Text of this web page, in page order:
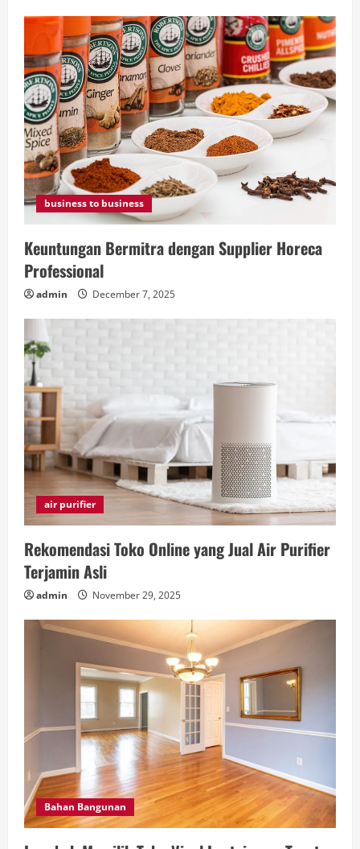
business to business
Keuntungan Bermitra dengan Supplier Horeca
Professional
admin December 7, 2025
air purifier
Rekomendasi Toko Online yang Jual Air Purifier
Terjamin Asli
admin November 29, 2025
Bahan Bangunan